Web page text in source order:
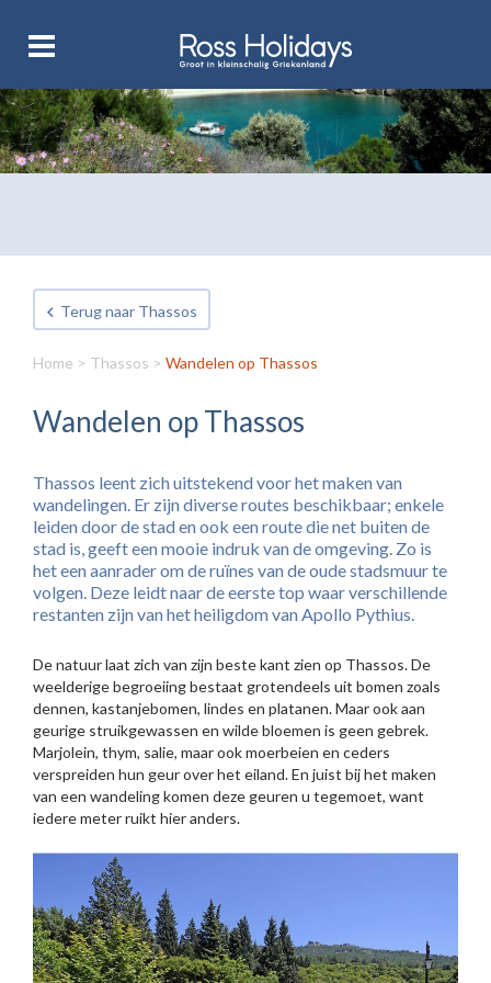
Terug naar Thassos
Home > Thassos > Wandelen op Thassos
Wandelen op Thassos
Thassos leent zich uitstekend voor het maken van
wandelingen. Er zijn diverse routes beschikbaar; enkele
leiden door de stad en ook een route die net buiten de
stad is, geeft een mooie indruk van de omgeving. Zo is
het een aanrader om de ruïnes van de oude stadsmuur te
volgen. Deze leidt naar de eerste top waar verschillende
restanten zijn van het heiligdom van Apollo Pythius.
De natuur laat zich van zijn beste kant zien op Thassos. De
weelderige begroeiing bestaat grotendeels uit bomen zoals
dennen, kastanjebomen, lindes en platanen. Maar ook aan
geurige struikgewassen en wilde bloemen is geen gebrek.
Marjolein, thym, salie, maar ook moerbeien en ceders
verspreiden hun geur over het eiland. En juist bij het maken
van een wandeling komen deze geuren u tegemoet, want
iedere meter ruikt hier anders.